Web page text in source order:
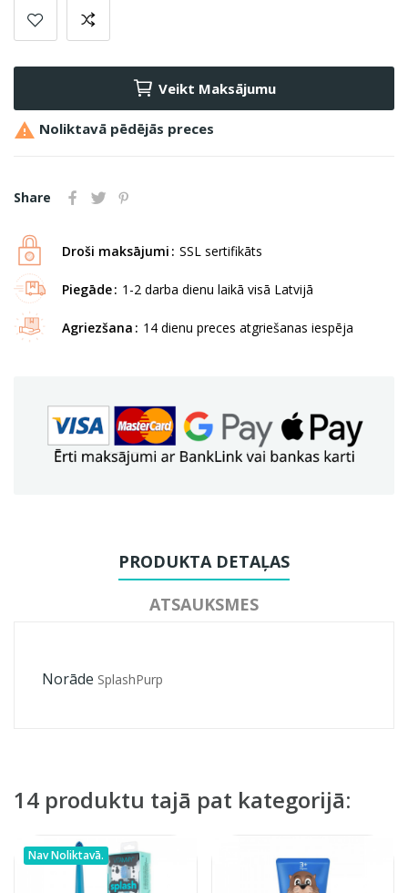
Veikt Maksājumu
 Noliktavā pēdējās preces
Share
Droši maksājumi SSL sertifikāts
Piegāde 1-2 darba dienu laikā visā Latvijā
Agriezšana 14 dienu preces atgriešanas iespēja
PRODUKTA DETAĻAS
ATSAUKSMES
Norāde SplashPurp
14 produktu tajā pat kategorijā:
Nav Noliktavā.